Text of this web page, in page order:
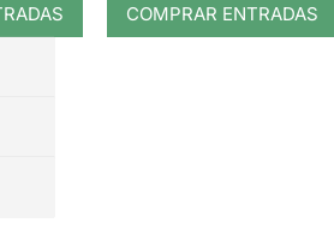
COMPRAR ENTRADAS